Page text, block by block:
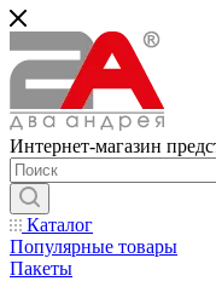
Интернет-магазин
Каталог
Популярные товары
Пакеты